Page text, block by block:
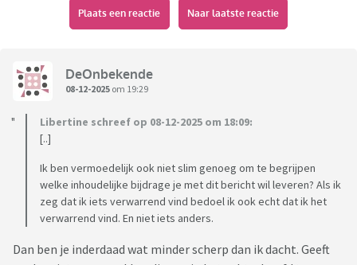
om het zoeken
naar een manier om met elkaar een feest te vieren waar
kan staan."
"Wij hebben geen signalen dat op andere scholen deze
discussie ook zo speelt.
We zien wel veel discussie over andere feestdagen, zoals
het kerstfeest.
Sommige scholen kiezen bijvoorbeeldvoor een
winterfeest."
Plaats een reactie Naar laatste reactie
DeOnbekende
08-12-2025 om 19:29
Libertine schreef op 08-12-2025 om 18:09:
[..]
Ik ben vermoedelijk ook niet slim genoeg om te begrijpen
welke inhoudelijke bijdrage je met dit bericht wil leveren? Als ik
zeg dat ik iets verwarrend vind bedoel ik ook echt dat ik het
verwarrend vind. En niet iets anders.
Dan ben je inderdaad wat minder scherp dan ik dacht. Geeft